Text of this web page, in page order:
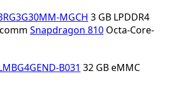
MGCH 3 GB LPDDR4
Snapdragon 810 Octa-Core-
B031 32 GB eMMC